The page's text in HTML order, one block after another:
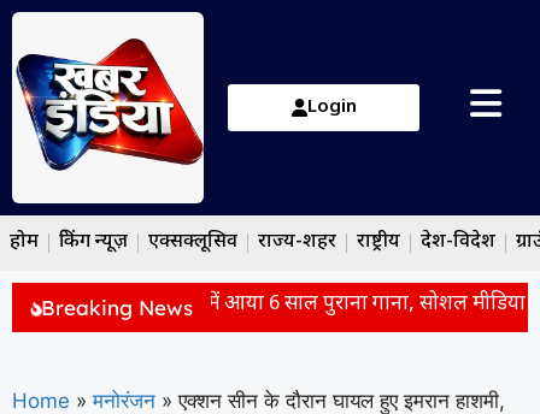
Login
होम ब्रेकिंग न्यूज़ एक्सक्लूसिव राज्य-शहर राष्ट्रीय देश-विदेश
Breaking News
के मीम्स से फिर ट्रेंड में आया 6 साल पुराना गाना, सोशल मीडिया पर
Home » मनोरंजन » एक्शन सीन के दौरान घायल हुए इमरान हाशमी,